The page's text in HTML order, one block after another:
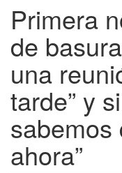
Primera
de
una
tarde” y
sabemos
ahora”